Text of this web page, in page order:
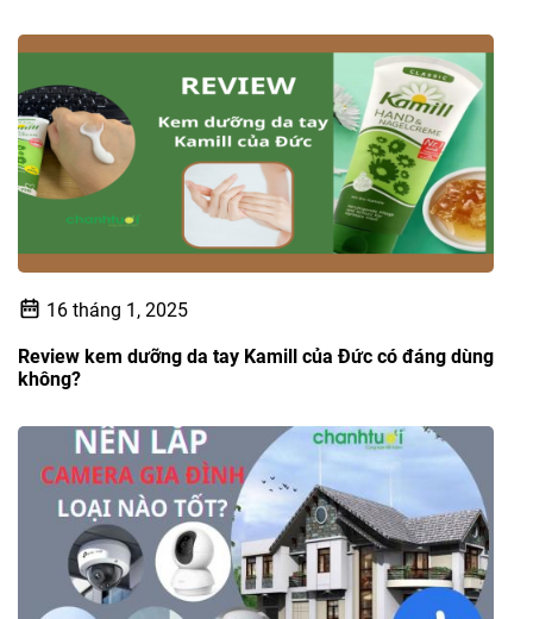
16 tháng 1, 2025
Review kem dưỡng da tay Kamill của Đức có đáng dùng
không?